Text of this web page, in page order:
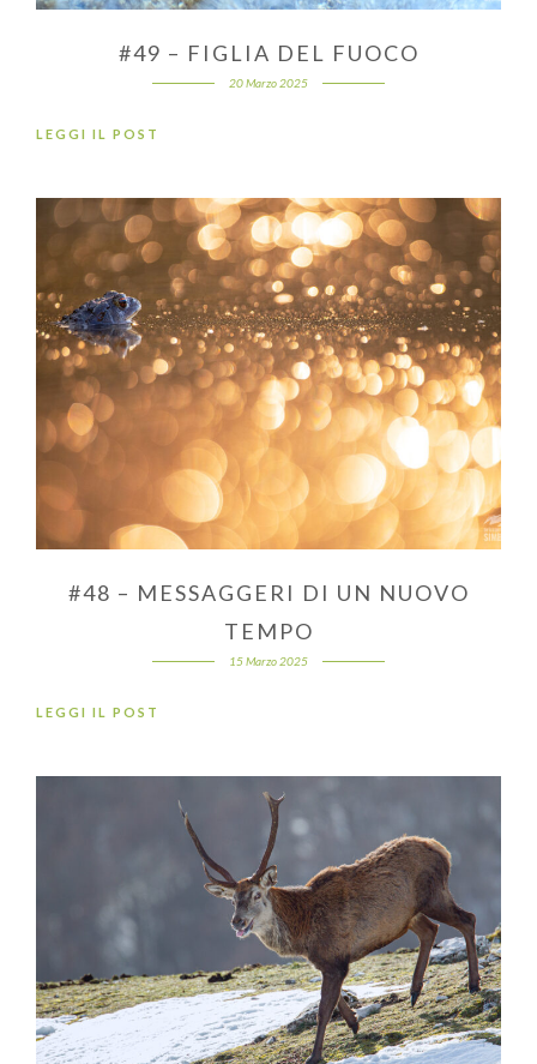
#49 – FIGLIA DEL FUOCO
20 Marzo 2025
LEGGI IL POST
#48 – MESSAGGERI DI UN NUOVO
TEMPO
15 Marzo 2025
LEGGI IL POST